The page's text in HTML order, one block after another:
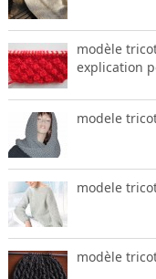
modèle
explication
modele
modele
modèle